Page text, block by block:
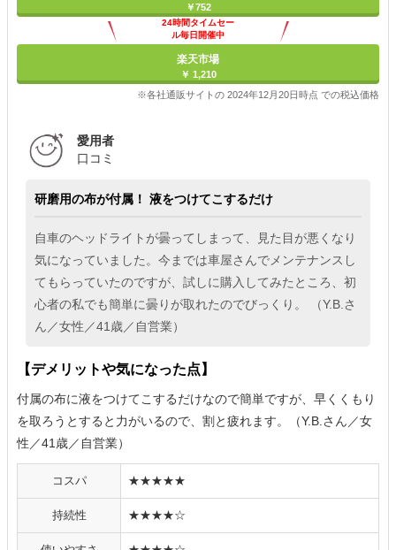
￥752
24時間タイムセー
ル毎日開催中
楽天市場
￥ 1,210
※各社通販サイトの 2024年12月20日時点 での税込価格
愛用者
口コミ
研磨用の布が付属！ 液をつけてこするだけ
自車のヘッドライトが曇ってしまって、見た目が悪くなり
気になっていました。今までは車屋さんでメンテナンスし
てもらっていたのですが、試しに購入してみたところ、初
心者の私でも簡単に曇りが取れたのでびっくり。 （Y.B.さ
ん／女性／41歳／自営業）
【デメリットや気になった点】
付属の布に液をつけてこするだけなので簡単ですが、早くくもり
を取ろうとすると力がいるので、割と疲れます。（Y.B.さん／女
性／41歳／自営業）
コスパ ★★★★★
持続性 ★★★★☆